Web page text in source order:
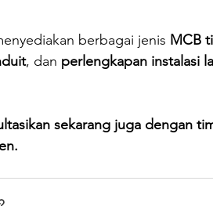
berbagai jenis MCB
, dan perlengkapan instalasi
sekarang juga dengan